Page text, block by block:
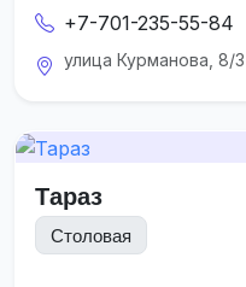
+7-701-235-55-84
улица Курманова, 8/3
Тараз
Столовая